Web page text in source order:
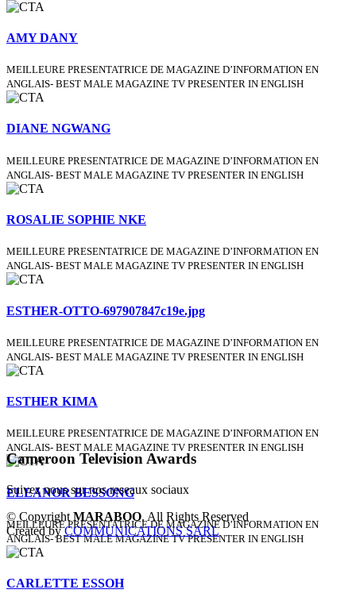
AMY DANY
MEILLEURE PRESENTATRICE DE MAGAZINE D’INFORMATION EN
ANGLAIS- BEST MALE MAGAZINE TV PRESENTER IN ENGLISH
DIANE NGWANG
MEILLEURE PRESENTATRICE DE MAGAZINE D’INFORMATION EN
ANGLAIS- BEST MALE MAGAZINE TV PRESENTER IN ENGLISH
ROSALIE SOPHIE NKE
MEILLEURE PRESENTATRICE DE MAGAZINE D’INFORMATION EN
ANGLAIS- BEST MALE MAGAZINE TV PRESENTER IN ENGLISH
ESTHER-OTTO-697907847c19e.jpg
MEILLEURE PRESENTATRICE DE MAGAZINE D’INFORMATION EN
ANGLAIS- BEST MALE MAGAZINE TV PRESENTER IN ENGLISH
ESTHER KIMA
MEILLEURE PRESENTATRICE DE MAGAZINE D’INFORMATION EN
ANGLAIS- BEST MALE MAGAZINE TV PRESENTER IN ENGLISH
ELEANOR BESSONG
MEILLEURE PRESENTATRICE DE MAGAZINE D’INFORMATION EN
ANGLAIS- BEST MALE MAGAZINE TV PRESENTER IN ENGLISH
CARLETTE ESSOH
Cameroon Television Awards
Suivez nous sur nos reseaux sociaux
© Copyright MARABOO. All Rights Reserved
Created byCOMMUNICATIONS SARL